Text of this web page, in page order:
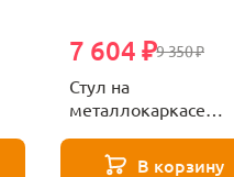
9 350 ₽
7 604 ₽
Стул на
металлокаркасе
marseille 30 / черный
В корзину